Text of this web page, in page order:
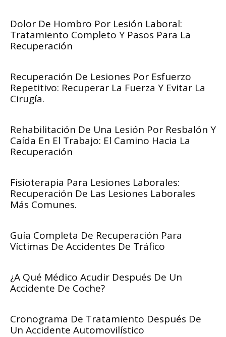
Dolor De Hombro Por Lesión Laboral:
Tratamiento Completo Y Pasos Para La
Recuperación
Recuperación De Lesiones Por Esfuerzo
Repetitivo: Recuperar La Fuerza Y Evitar La
Cirugía.
Rehabilitación De Una Lesión Por Resbalón Y
Caída En El Trabajo: El Camino Hacia La
Recuperación
Fisioterapia Para Lesiones Laborales:
Recuperación De Las Lesiones Laborales
Más Comunes.
Guía Completa De Recuperación Para
Víctimas De Accidentes De Tráfico
¿A Qué Médico Acudir Después De Un
Accidente De Coche?
Cronograma De Tratamiento Después De
Un Accidente Automovilístico